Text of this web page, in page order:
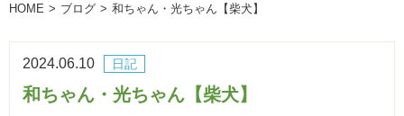
HOME ブログ 和ちゃん・光ちゃん【柴犬】
日記
2024.06.10
和ちゃん・光ちゃん【柴犬】